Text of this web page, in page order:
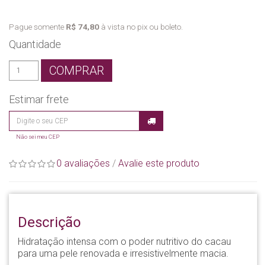
Pague somente R$ 74,80 à vista no pix ou boleto.
Quantidade
COMPRAR
Estimar frete
Não sei meu CEP
0 avaliações / Avalie este produto
Descrição
Hidratação intensa com o poder nutritivo do cacau
para uma pele renovada e irresistivelmente macia.